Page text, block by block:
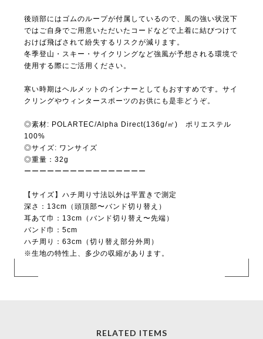
後頭部にはゴムのループが付属しているので、風の強い状況下
ではご自身でご用意いただいたコードなどで上着に結びつけて
おけば飛ばされて紛失するリスクが減ります。
冬季登山・スキー・サイクリングなど強風が予想される環境で
使用する際にご活用ください。
寒い時期はヘルメットのインナーとしてもおすすめです。サイ
クリングやウィンタースポーツのお供にも是非どうぞ。
◎素材: POLARTEC/Alpha Direct(136g/㎡) ポリエステル
100%
◎サイズ: ワンサイズ
◎重量：32g
ーーーーーーーーーーーーーーーー
【サイズ】ハチ周り寸法以外は平置きで測定
深さ：13cm（頭頂部〜バンド切り替え）
耳あて巾：13cm（バンド切り替え〜先端）
バンド巾：5cm
ハチ周り：63cm（切り替え部分外周）
※生地の特性上、多少の収縮があります。
RELATED ITEMS